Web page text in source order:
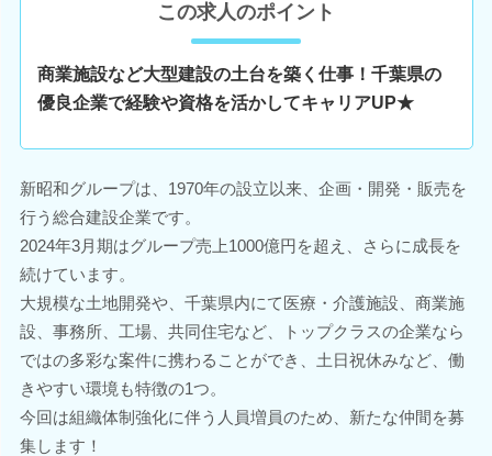
この求人のポイント
商業施設など大型建設の土台を築く仕事！千葉県の
優良企業で経験や資格を活かしてキャリアUP★
新昭和グループは、1970年の設立以来、企画・開発・販売を
行う総合建設企業です。
2024年3月期はグループ売上1000億円を超え、さらに成長を
続けています。
大規模な土地開発や、千葉県内にて医療・介護施設、商業施
設、事務所、工場、共同住宅など、トップクラスの企業なら
ではの多彩な案件に携わることができ、土日祝休みなど、働
きやすい環境も特徴の1つ。
今回は組織体制強化に伴う人員増員のため、新たな仲間を募
集します！